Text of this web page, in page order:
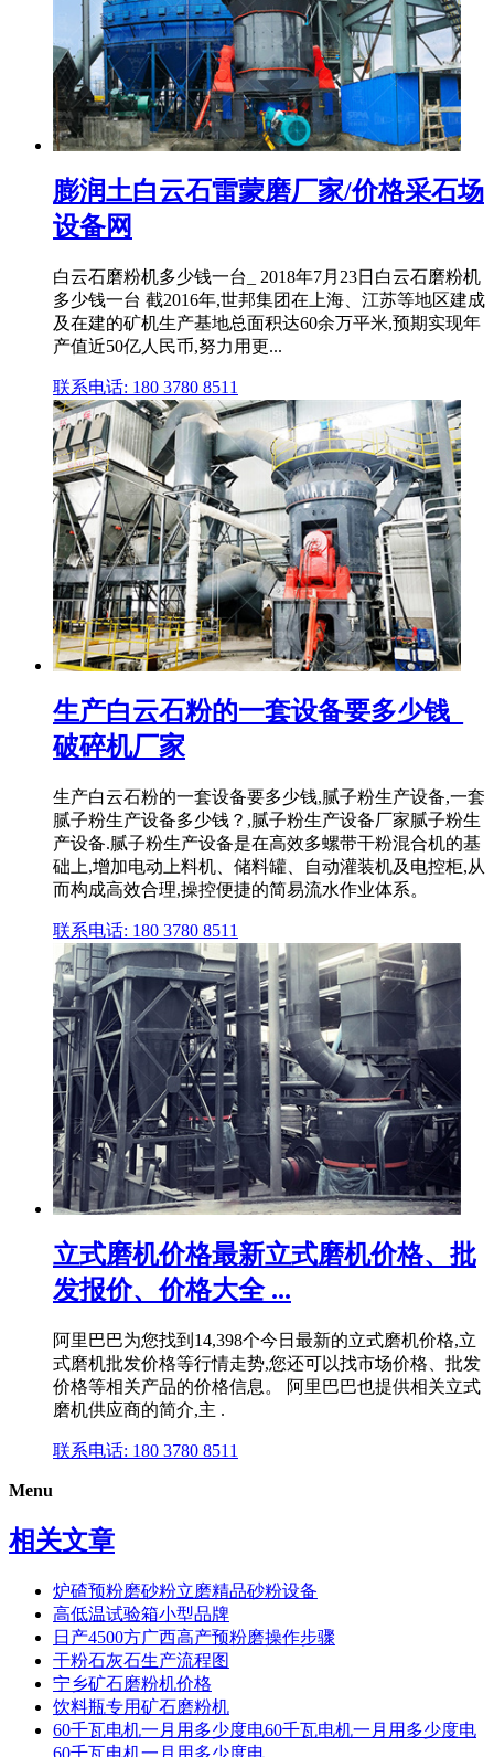
膨润土白云石雷蒙磨厂家/价格采石场
设备网
白云石磨粉机多少钱一台_ 2018年7月23日白云石磨粉机
多少钱一台 截2016年,世邦集团在上海、江苏等地区建成
及在建的矿机生产基地总面积达60余万平米,预期实现年
产值近50亿人民币,努力用更...
联系电话: 180 3780 8511
生产白云石粉的一套设备要多少钱_
破碎机厂家
生产白云石粉的一套设备要多少钱,腻子粉生产设备,一套
腻子粉生产设备多少钱？,腻子粉生产设备厂家腻子粉生
产设备.腻子粉生产设备是在高效多螺带干粉混合机的基
础上,增加电动上料机、储料罐、自动灌装机及电控柜,从
而构成高效合理,操控便捷的简易流水作业体系。
联系电话: 180 3780 8511
立式磨机价格最新立式磨机价格、批
发报价、价格大全 ...
阿里巴巴为您找到14,398个今日最新的立式磨机价格,立
式磨机批发价格等行情走势,您还可以找市场价格、批发
价格等相关产品的价格信息。 阿里巴巴也提供相关立式
磨机供应商的简介,主 .
联系电话: 180 3780 8511
Menu
相关文章
炉碴预粉磨砂粉立磨精品砂粉设备
高低温试验箱小型品牌
日产4500方广西高产预粉磨操作步骤
干粉石灰石生产流程图
宁乡矿石磨粉机价格
饮料瓶专用矿石磨粉机
60千瓦电机一月用多少度电60千瓦电机一月用多少度电
60千瓦电机一月用多少度电